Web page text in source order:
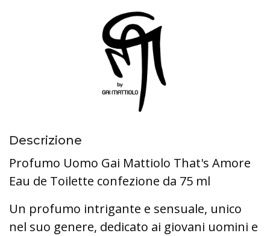
Descrizione
Profumo Uomo Gai Mattiolo That's Amore
Eau de Toilette confezione da 75 ml
Un profumo intrigante e sensuale, unico
nel suo genere, dedicato ai giovani uomini e